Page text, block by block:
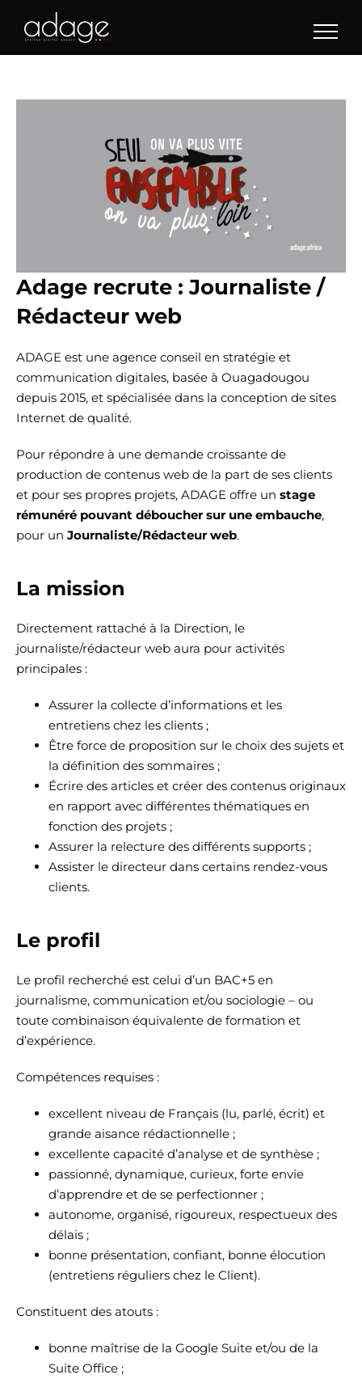
Adage recrute : Journaliste /
Rédacteur web
ADAGE est une agence conseil en stratégie et
communication digitales, basée à Ouagadougou
depuis 2015, et spécialisée dans la conception de sites
Internet de qualité.
Pour répondre à une demande croissante de
production de contenus web de la part de ses clients
et pour ses propres projets, ADAGE offre un stage
rémunéré pouvant déboucher sur une embauche,
pour un Journaliste/Rédacteur web.
La mission
Directement rattaché à la Direction, le
journaliste/rédacteur web aura pour activités
principales :
Assurer la collecte d’informations et les
entretiens chez les clients ;
Être force de proposition sur le choix des sujets et
la définition des sommaires ;
Écrire des articles et créer des contenus originaux
en rapport avec différentes thématiques en
fonction des projets ;
Assurer la relecture des différents supports ;
Assister le directeur dans certains rendez-vous
clients.
Le profil
Le profil recherché est celui d’un BAC+5 en
journalisme, communication et/ou sociologie – ou
toute combinaison équivalente de formation et
d’expérience.
Compétences requises :
excellent niveau de Français (lu, parlé, écrit) et
grande aisance rédactionnelle ;
excellente capacité d’analyse et de synthèse ;
passionné, dynamique, curieux, forte envie
d’apprendre et de se perfectionner ;
autonome, organisé, rigoureux, respectueux des
délais ;
bonne présentation, confiant, bonne élocution
(entretiens réguliers chez le Client).
Constituent des atouts :
bonne maîtrise de la Google Suite et/ou de la
Suite Office ;